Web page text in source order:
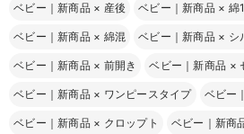
ベビー｜新商品 × 産後 ベビー｜新商品 × 綿
ベビー｜新商品 × 綿混 ベビー｜新商品 × シ
ベビー｜新商品 × 前開き ベビー｜新商品 ×
ベビー｜新商品 × ワンピースタイプ ベビー
ベビー｜新商品 × クロップト ベビー｜新商